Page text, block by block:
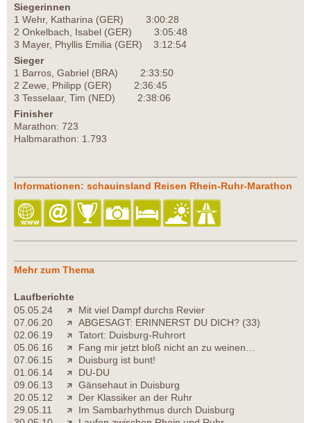
Siegerinnen
1 Wehr, Katharina (GER) 3:00:28
2 Onkelbach, Isabel (GER) 3:05:48
3 Mayer, Phyllis Emilia (GER) 3:12:54
Sieger
1 Barros, Gabriel (BRA) 2:33:50
2 Zewe, Philipp (GER) 2:36:45
3 Tesselaar, Tim (NED) 2:38:06
Finisher
Marathon: 723
Halbmarathon: 1.793
Informationen: schauinsland Reisen Rhein-Ruhr-Marathon
Mehr zum Thema
Laufberichte
05.05.24
Mit viel Dampf durchs Revier
07.06.20
ABGESAGT: ERINNERST DU DICH? (33)
02.06.19
Tatort: Duisburg-Ruhrort
05.06.16
Fang mir jetzt bloß nicht an zu weinen…
07.06.15
Duisburg ist bunt!
01.06.14
DU-DU
09.06.13
Gänsehaut in Duisburg
20.05.12
Der Klassiker an der Ruhr
29.05.11
Im Sambarhythmus durch Duisburg